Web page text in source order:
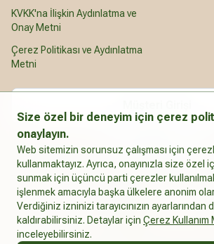
KVKK'na İlişkin Aydınlatma ve
Onay Metni
Çerez Politikası ve Aydınlatma
Metni
İntegro
Size özel bir deneyim için çerez
onaylayın.
Web sitemizin sorunsuz çalışması için
kullanmaktayız. Ayrıca, onayınızla size özel
sunmak için üçüncü parti çerezler
işlenmek amacıyla başka ülkelere anonim
Verdiğiniz izninizi tarayıcınızın ayarlarından
kaldırabilirsiniz. Detaylar için Çerez Kullanım
inceleyebilirsiniz.